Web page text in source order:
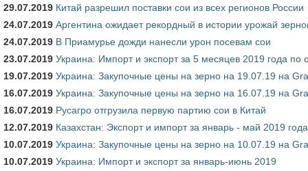
29.07.2019 Китай разрешил поставки сои из всех регионов России
24.07.2019 Аргентина ожидает рекордный в истории урожай
24.07.2019 В Приамурье дожди нанесли урон посевам сои
23.07.2019 Украина: Импорт и экспорт за 5 месяцев 2019 года по
19.07.2019 Украина: Закупочные цены на зерно на 19.07.19 на
16.07.2019 Украина: Закупочные цены на зерно на 16.07.19 на
16.07.2019 Русагро отгрузила первую партию сои в Китай
12.07.2019 Казахстан: Экспорт и импорт за январь - май 2019 года
10.07.2019 Украина: Закупочные цены на зерно на 10.07.19 на
10.07.2019 Украина: Импорт и экспорт за январь-июнь 2019